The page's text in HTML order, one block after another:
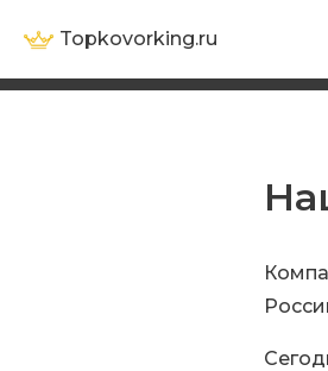
Topkovorking.ru